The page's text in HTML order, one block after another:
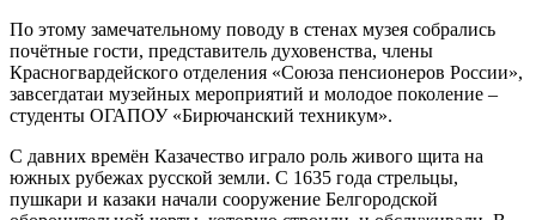
По этому замечательному поводу в стенах музея собрались
почётные гости, представитель духовенства, члены
Красногвардейского отделения «Союза пенсионеров России»,
завсегдатаи музейных мероприятий и молодое поколение –
студенты ОГАПОУ «Бирючанский техникум».
С давних времён Казачество играло роль живого щита на
южных рубежах русской земли. С 1635 года стрельцы,
пушкари и казаки начали сооружение Белгородской